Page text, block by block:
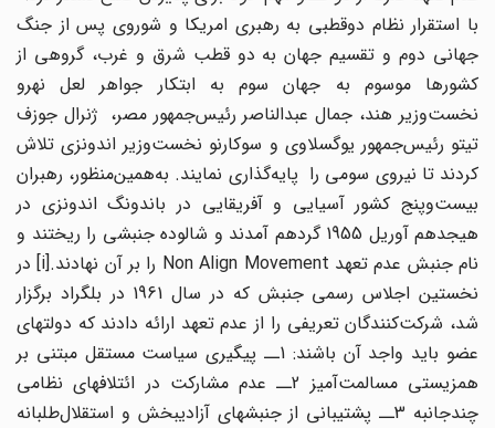
با استقرار نظام دوقطبی به رهبری امریکا و شوروی پس از جنگ
جهانی دوم و تقسیم جهان به دو قطب شرق و غرب، گروهی از
کشورها موسوم به جهان سوم به ابتکار جواهر لعل نهرو
نخست‌وزیر هند، جمال عبدالناصر رئیس‌جمهور مصر، ژنرال جوزف
تیتو رئیس‌جمهور یوگسلاوی و سوکارنو نخست‌وزیر اندونزی تلاش
کردند تا نیروی سومی را پایه‌گذاری نمایند. به‌همین‌منظور، رهبران
بیست‌وپنج کشور آسیایی و آفریقایی در باندونگ اندونزی در
هیجدهم آوریل 1955 گردهم آمدند و شالوده جنبشی را ریختند و
نام جنبش عدم تعهد Non Align Movement را بر آن نهادند.[i] در
نخستین اجلاس رسمی جنبش که در سال 1961 در بلگراد برگزار
شد، شرکت‌کنندگان تعریفی را از عدم تعهد ارائه دادند که دولتهای
عضو باید واجد آن باشند: 1ــ پیگیری سیاست مستقل مبتنی بر
همزیستی مسالمت‌آمیز 2ــ عدم مشارکت در ائتلافهای نظامی
چندجانبه 3ــ پشتیبانی از جنبشهای آزادیبخش و استقلال‌طلبانه